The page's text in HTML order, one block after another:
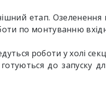
етап. Озеленення
по монтуванню
роботи у холі
до запуску